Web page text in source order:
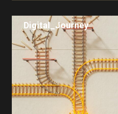
contenido
Digital_Journey